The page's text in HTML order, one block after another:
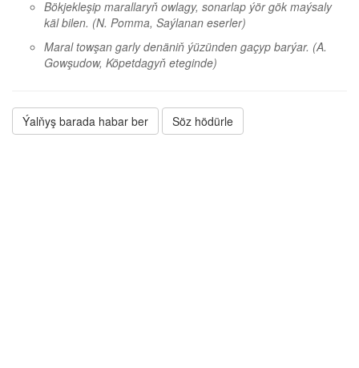
Bökjekleşip marallaryň owlagy, sonarlap ýör gök maýsaly
käl bilen. (N. Pomma, Saýlanan eserler)
Maral towşan garly denäniň ýüzünden gaçyp barýar. (A.
Gowşudow, Köpetdagyň eteginde)
Ýalňyş barada habar ber Söz hödürle